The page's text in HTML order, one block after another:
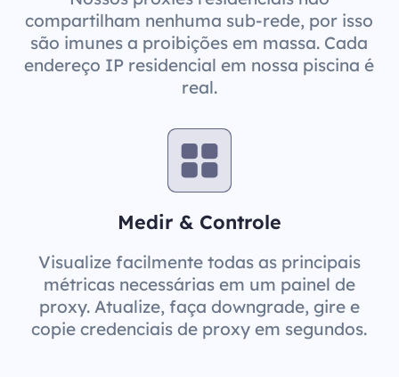
compartilham nenhuma sub-rede, por isso
são imunes a proibições em massa. Cada
endereço IP residencial em nossa piscina é
real.
Medir & Controle
Visualize facilmente todas as principais
métricas necessárias em um painel de
proxy. Atualize, faça downgrade, gire e
copie credenciais de proxy em segundos.